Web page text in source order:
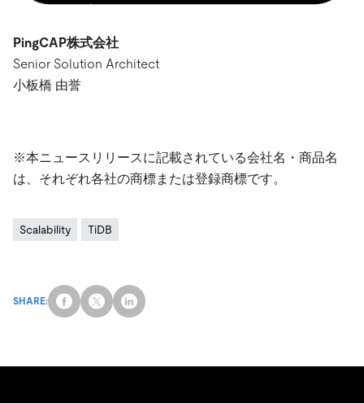
PingCAP株式会社
Senior Solution Architect
小板橋 由誉
※本ニュースリリースに記載されている会社名・商品名
は、それぞれ各社の商標または登録商標です。
Scalability TiDB
SHARE: